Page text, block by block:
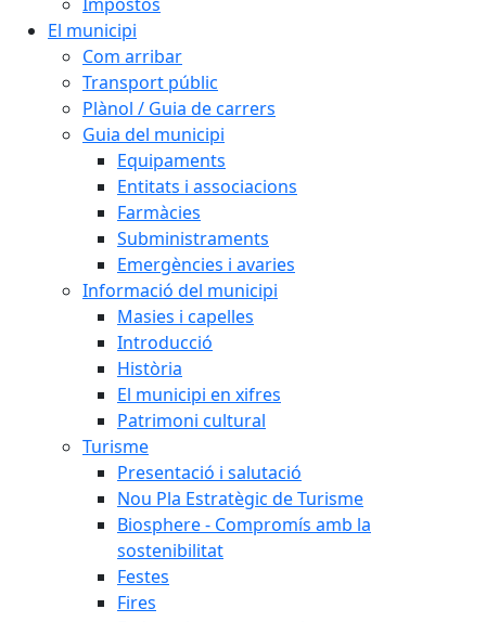
El municipi
Com arribar
Transport públic
Plànol / Guia de carrers
Guia del municipi
Equipaments
Entitats i associacions
Farmàcies
Subministraments
Emergències i avaries
Informació del municipi
Masies i capelles
Introducció
Història
El municipi en xifres
Patrimoni cultural
Turisme
Presentació i salutació
Nou Pla Estratègic de Turisme
Biosphere - Compromís amb la
sostenibilitat
Festes
Fires